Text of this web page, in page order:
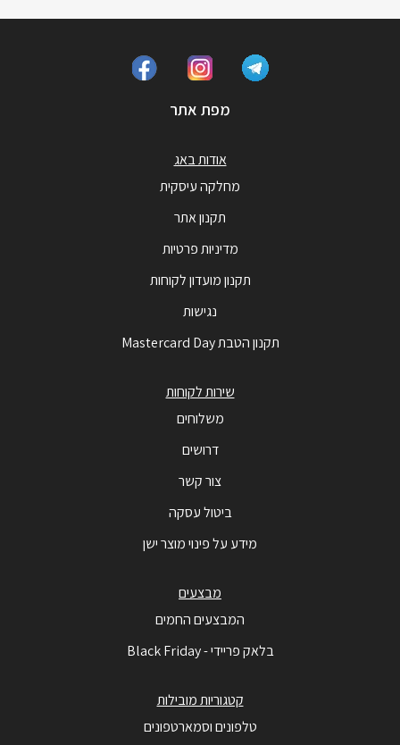
מפת אתר
אודות באג
מחלקה עיסקית
תקנון אתר
מדיניות פרטיות
תקנון מועדון לקוחות
נגישות
תקנון הטבת Mastercard Day
שירות לקוחות
משלוחים
דרושים
צור קשר
ביטול עסקה
מידע על פינוי מוצר ישן
מבצעים
המבצעים החמים
בלאק פריידי - Black Friday
קטגוריות מובילות
טלפונים וסמארטפונים